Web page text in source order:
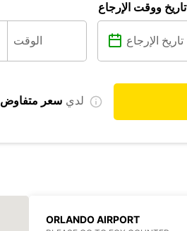
تاريخ ووقت الإرجاع
لدي سعر متفاوض
ORLANDO AIRPORT